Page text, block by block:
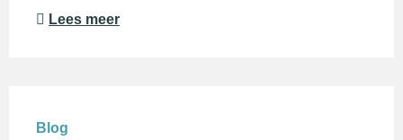
Lees meer
Blog